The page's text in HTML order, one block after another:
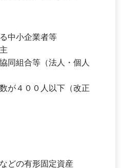
中小企業者等
同組合等（法人・個人
が４００人以下（改正
どの有形固定資産